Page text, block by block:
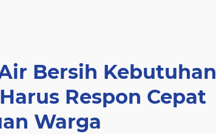
Bersih Kebutuhan
Respon Cepat
Warga